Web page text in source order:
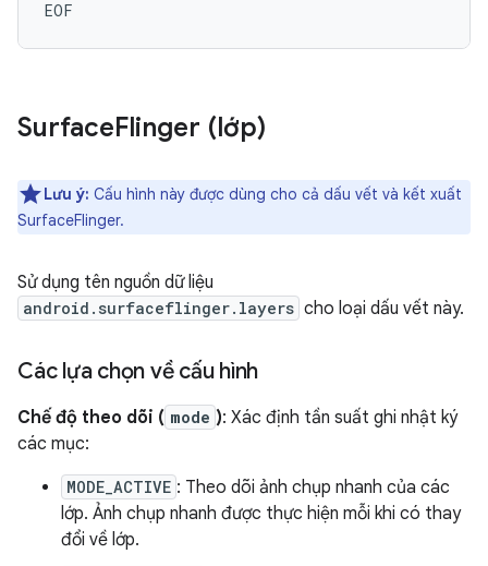
SurfaceFlinger (lớp)
Lưu ý: Cấu hình này được dùng cho cả dấu vết và kết xuất
SurfaceFlinger.
Sử dụng tên nguồn dữ liệu
android.surfaceflinger.layers cho loại dấu vết này.
Các lựa chọn về cấu hình
Chế độ theo dõi ( mode ): Xác định tần suất ghi nhật ký
các mục:
MODE_ACTIVE : Theo dõi ảnh chụp nhanh của các
lớp. Ảnh chụp nhanh được thực hiện mỗi khi có thay
đổi về lớp.